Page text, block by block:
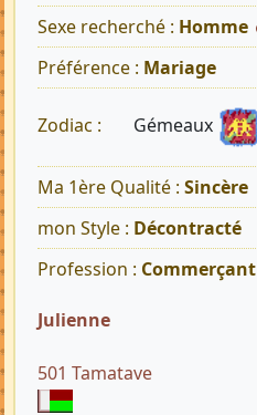
Sexe recherché : Homme
Préférence : Mariage
Zodiac : Gémeaux
Ma 1ère Qualité : Sincère
mon Style : Décontracté
Profession : Commerçant
Julienne
501 Tamatave